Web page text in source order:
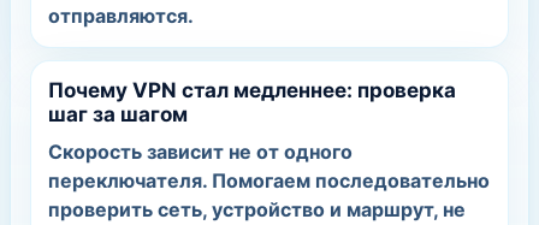
отправляются.
Почему VPN стал медленнее: проверка
шаг за шагом
Скорость зависит не от одного
переключателя. Помогаем последовательно
проверить сеть, устройство и маршрут, не